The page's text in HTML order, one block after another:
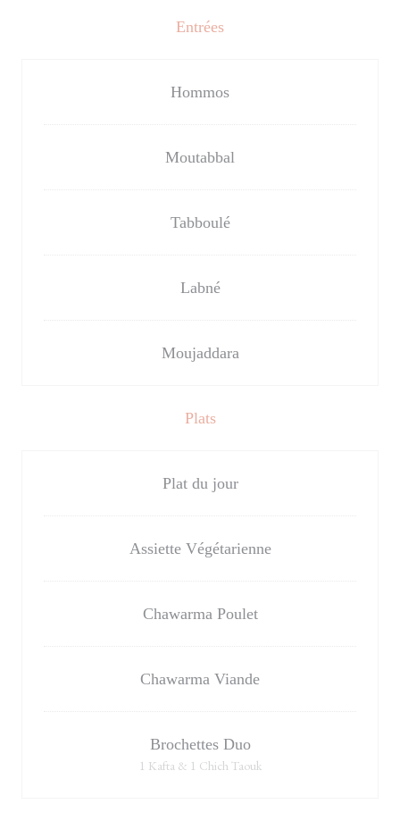
Entrées
Hommos
Moutabbal
Tabboulé
Labné
Moujaddara
Plats
Plat du jour
Assiette Végétarienne
Chawarma Poulet
Chawarma Viande
Brochettes Duo
1 Kafta & 1 Chich Taouk